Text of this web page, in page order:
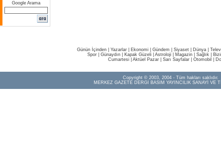
Google Arama
Günün İçinden Yazarlar Ekonomi Gündem Siyaset Dünya |
Spor
Günaydın Kapak Güzeli Astroloji Magazin Sağlık
Cumartesi| Aktüel Pazar| Sarı Sayfalar| Otomobil
Copyright © 2003, 2004 - Tüm hakları saklıdır.
MERKEZ GAZETE DERGİ BASIM YAYINCILIK SANAYİ VE